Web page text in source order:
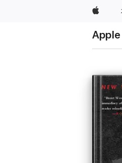
Apple